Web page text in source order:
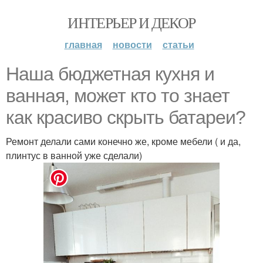
ИНТЕРЬЕР И ДЕКОР
главная новости статьи
Наша бюджетная кухня и
ванная, может кто то знает
как красиво скрыть батареи?
Ремонт делали сами конечно же, кроме мебели ( и да,
плинтус в ванной уже сделали)